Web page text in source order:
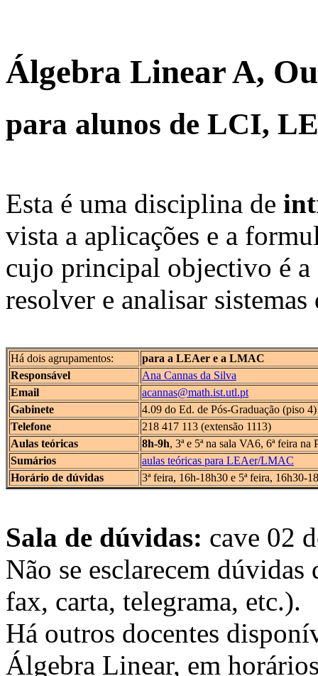
Álgebra Linear A,
para alunos de LCI,
Esta é uma disciplina de
vista a aplicações e a
cujo principal objectivo é a
resolver e analisar sistemas
Há dois agrupamentos:
para a LEAer e a LMAC
Responsável
Ana Cannas da Silva
Email
acannas@math.ist.utl.pt
Gabinete
4.09 do Ed. de Pós-Graduação (piso 4)
Telefone
218 417 113 (extensão 1113)
Aulas teóricas
8h-9h, 3ª e 5ª na sala VA6, 6ª feira na
Sumários
aulas teóricas para LEAer/LMAC
Horário de dúvidas
3ª feira, 16h-18h30 e 5ª feira, 16h30-
Sala de dúvidas: cave 02
Não se esclarecem
fax, carta, telegrama, etc.).
Há outros docentes
Álgebra Linear, em